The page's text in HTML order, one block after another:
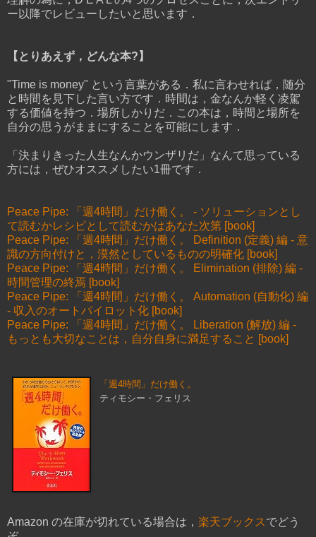
ー以降でレビューしたいと思います．
【とりあえず，どんな本?】
"Time is money" という言葉がある．私に言わせれば，随分
と時間を見下した言い方です．時間は，金なんか軽く凌駕
する価値を持つ．場所しかりだ．この本は，時間と場所を
自分の思うがままにすることを可能にします．
「決まりきった人生なんかウンザリだ」なんて思っている
方には，ぜひオススメしたい1冊です．
Peace Pipe: 「週4時間」だけ働く。 - ソリューションとし
て読むかレシピとして読むかはあなた次第 [book]
Peace Pipe: 「週4時間」だけ働く。 Definition (定義) 編 - 意
識の方向付けと，漠然としているものの明確化 [book]
Peace Pipe: 「週4時間」だけ働く。 Elimination (排除) 編 -
時間管理の終焉 [book]
Peace Pipe: 「週4時間」だけ働く。 Automation (自動化) 編
- 収入のオートパイロット化 [book]
Peace Pipe: 「週4時間」だけ働く。 Liberation (解放) 編 -
もっとも大切なことは，自分自身に満足すること [book]
「週4時間」だけ働く。
ティモシー・フェリス
Amazon の在庫が切れている場合は， 楽天ブックス でどう